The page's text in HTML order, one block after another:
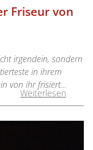
Friseur von
irgendein, sondern
in ihrem
von ihr frisiert…
Weiterlesen